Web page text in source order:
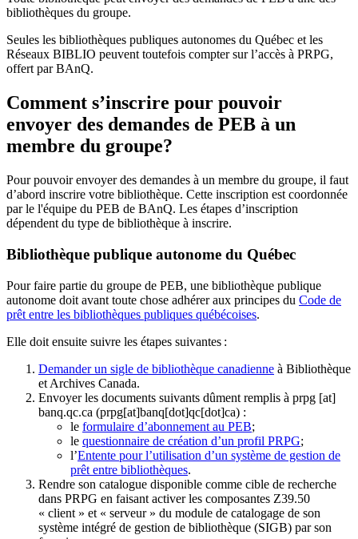
bibliothèques du groupe.
Seules les bibliothèques publiques autonomes du Québec et les
Réseaux BIBLIO peuvent toutefois compter sur l’accès à PRPG,
offert par BAnQ.
Comment s’inscrire pour pouvoir
envoyer des demandes de PEB à un
membre du groupe?
Pour pouvoir envoyer des demandes à un membre du groupe, il faut
d’abord inscrire votre bibliothèque. Cette inscription est coordonnée
par le l'équipe du PEB de BAnQ. Les étapes d’inscription
dépendent du type de bibliothèque à inscrire.
Bibliothèque publique autonome du Québec
Pour faire partie du groupe de PEB, une bibliothèque publique
autonome doit avant toute chose adhérer aux principes du Code de
prêt entre les bibliothèques publiques québécoises.
Elle doit ensuite suivre les étapes suivantes :
Demander un sigle de bibliothèque canadienne à Bibliothèque
et Archives Canada.
Envoyer les documents suivants dûment remplis à prpg [at]
banq.qc.ca (prpg[at]banq[dot]qc[dot]ca) :
le formulaire d’abonnement au PEB;
le questionnaire de création d’un profil PRPG;
l’Entente pour l’utilisation d’un système de gestion de
prêt entre bibliothèques.
Rendre son catalogue disponible comme cible de recherche
dans PRPG en faisant activer les composantes Z39.50
« client » et « serveur » du module de catalogage de son
système intégré de gestion de bibliothèque (SIGB) par son